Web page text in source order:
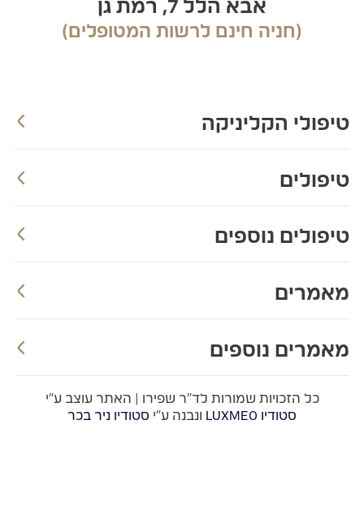
אבא הלל 7, רמת גן
(חניה חינם לרשות המטופלים)
טיפולי הקליניקה
טיפולים
טיפולים נוספים
מאמרים
מאמרים נוספים
כל הזכויות שמורות לד"ר שפירו | האתר עוצב ע"י
סטודיו LUXMEO
ונבנה ע"יסטודיו ניר בכר